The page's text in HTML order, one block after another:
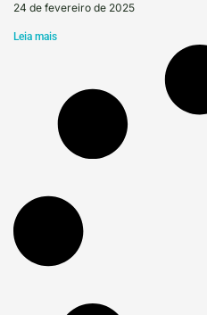
24 de fevereiro de 2025
Leia mais